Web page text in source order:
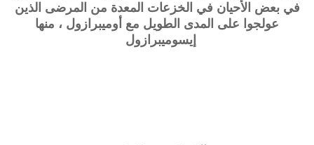
في بعض الأحيان في الخزعات المعدة من المرضى الذين
عولجوا على المدى الطويل مع أوميبرازول ، منها
إيسوميبرازول